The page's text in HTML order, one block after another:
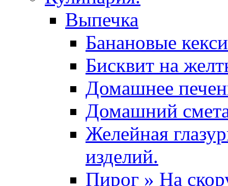
Выпечка
Банановые
Бисквит на
Домашнее
Домашний
Желейная
изделий.
Пирог » На